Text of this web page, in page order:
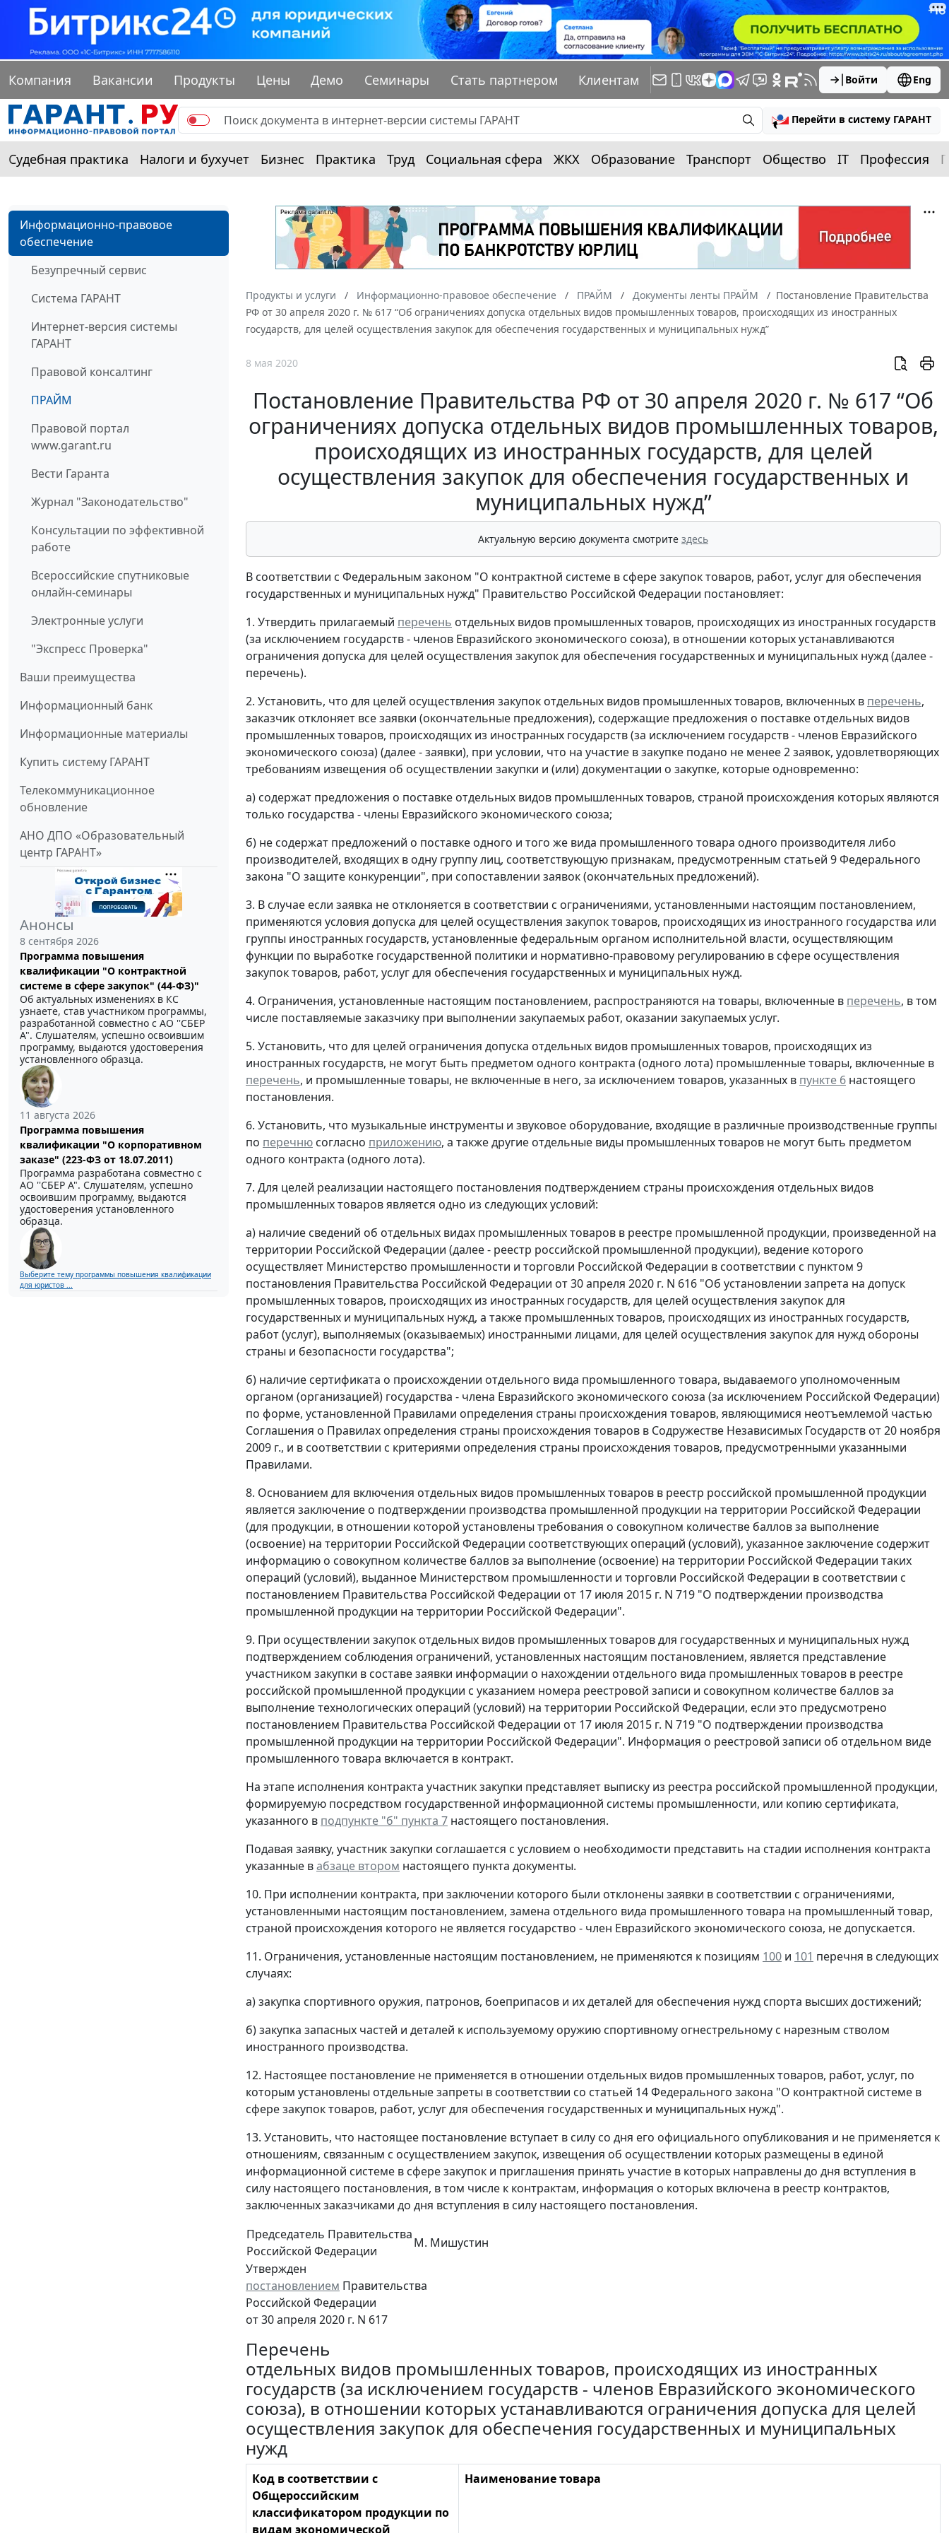
Компания Вакансии Продукты Цены Демо Семинары Стать партнером Клиентам Войти Eng
Перейти в систему ГАРАНТ
Судебная практика Налоги и бухучет Бизнес Практика Труд Социальная сфера ЖКХ Образование Транспорт Общество IT Профессия
Информационно-правовое
обеспечение
Безупречный сервис
Система ГАРАНТ
Интернет-версия системы
ГАРАНТ
Правовой консалтинг
ПРАЙМ
Правовой портал
www.garant.ru
Вести Гаранта
Журнал "Законодательство"
Консультации по эффективной
работе
Всероссийские спутниковые
онлайн-семинары
Электронные услуги
"Экспресс Проверка"
Ваши преимущества
Информационный банк
Информационные материалы
Купить систему ГАРАНТ
Телекоммуникационное
обновление
АНО ДПО «Образовательный
центр ГАРАНТ»
Анонсы
8 сентября 2026
Программа повышения
квалификации "О контрактной
системе в сфере закупок" (44-ФЗ)"
Об актуальных изменениях в КС
узнаете, став участником программы,
разработанной совместно с АО ''СБЕР
А". Слушателям, успешно освоившим
программу, выдаются удостоверения
установленного образца.
11 августа 2026
Программа повышения
квалификации "О корпоративном
заказе" (223-ФЗ от 18.07.2011)
Программа разработана совместно с
АО ''СБЕР А". Слушателям, успешно
освоившим программу, выдаются
удостоверения установленного
образца.
Выберите тему программы повышения квалификации
для юристов ...
Продукты и услуги Информационно-правовое обеспечение ПРАЙМ Документы ленты ПРАЙМ
Постановление Правительства
РФ от 30 апреля 2020 г. № 617 “Об ограничениях допуска отдельных видов промышленных товаров, происходящих из иностранных
государств, для целей осуществления закупок для обеспечения государственных и муниципальных нужд”
8 мая 2020
Постановление Правительства РФ от 30 апреля 2020 г. № 617 “Об
ограничениях допуска отдельных видов промышленных товаров,
происходящих из иностранных государств, для целей
осуществления закупок для обеспечения государственных и
муниципальных нужд”
Актуальную версию документа смотрите здесь
В соответствии с Федеральным законом "О контрактной системе в сфере закупок товаров, работ, услуг для обеспечения
государственных и муниципальных нужд" Правительство Российской Федерации постановляет:
1. Утвердить прилагаемый перечень отдельных видов промышленных товаров, происходящих из иностранных государств
(за исключением государств - членов Евразийского экономического союза), в отношении которых устанавливаются
ограничения допуска для целей осуществления закупок для обеспечения государственных и муниципальных нужд (далее -
перечень).
2. Установить, что для целей осуществления закупок отдельных видов промышленных товаров, включенных в перечень,
заказчик отклоняет все заявки (окончательные предложения), содержащие предложения о поставке отдельных видов
промышленных товаров, происходящих из иностранных государств (за исключением государств - членов Евразийского
экономического союза) (далее - заявки), при условии, что на участие в закупке подано не менее 2 заявок, удовлетворяющих
требованиям извещения об осуществлении закупки и (или) документации о закупке, которые одновременно:
а) содержат предложения о поставке отдельных видов промышленных товаров, страной происхождения которых являются
только государства - члены Евразийского экономического союза;
б) не содержат предложений о поставке одного и того же вида промышленного товара одного производителя либо
производителей, входящих в одну группу лиц, соответствующую признакам, предусмотренным статьей 9 Федерального
закона "О защите конкуренции", при сопоставлении заявок (окончательных предложений).
3. В случае если заявка не отклоняется в соответствии с ограничениями, установленными настоящим постановлением,
применяются условия допуска для целей осуществления закупок товаров, происходящих из иностранного государства или
группы иностранных государств, установленные федеральным органом исполнительной власти, осуществляющим
функции по выработке государственной политики и нормативно-правовому регулированию в сфере осуществления
закупок товаров, работ, услуг для обеспечения государственных и муниципальных нужд.
4. Ограничения, установленные настоящим постановлением, распространяются на товары, включенные в перечень, в том
числе поставляемые заказчику при выполнении закупаемых работ, оказании закупаемых услуг.
5. Установить, что для целей ограничения допуска отдельных видов промышленных товаров, происходящих из
иностранных государств, не могут быть предметом одного контракта (одного лота) промышленные товары, включенные в
перечень, и промышленные товары, не включенные в него, за исключением товаров, указанных в пункте 6 настоящего
постановления.
6. Установить, что музыкальные инструменты и звуковое оборудование, входящие в различные производственные группы
по перечню согласно приложению, а также другие отдельные виды промышленных товаров не могут быть предметом
одного контракта (одного лота).
7. Для целей реализации настоящего постановления подтверждением страны происхождения отдельных видов
промышленных товаров является одно из следующих условий:
а) наличие сведений об отдельных видах промышленных товаров в реестре промышленной продукции, произведенной на
территории Российской Федерации (далее - реестр российской промышленной продукции), ведение которого
осуществляет Министерство промышленности и торговли Российской Федерации в соответствии с пунктом 9
постановления Правительства Российской Федерации от 30 апреля 2020 г. N 616 "Об установлении запрета на допуск
промышленных товаров, происходящих из иностранных государств, для целей осуществления закупок для
государственных и муниципальных нужд, а также промышленных товаров, происходящих из иностранных государств,
работ (услуг), выполняемых (оказываемых) иностранными лицами, для целей осуществления закупок для нужд обороны
страны и безопасности государства";
б) наличие сертификата о происхождении отдельного вида промышленного товара, выдаваемого уполномоченным
органом (организацией) государства - члена Евразийского экономического союза (за исключением Российской Федерации)
по форме, установленной Правилами определения страны происхождения товаров, являющимися неотъемлемой частью
Соглашения о Правилах определения страны происхождения товаров в Содружестве Независимых Государств от 20 ноября
2009 г., и в соответствии с критериями определения страны происхождения товаров, предусмотренными указанными
Правилами.
8. Основанием для включения отдельных видов промышленных товаров в реестр российской промышленной продукции
является заключение о подтверждении производства промышленной продукции на территории Российской Федерации
(для продукции, в отношении которой установлены требования о совокупном количестве баллов за выполнение
(освоение) на территории Российской Федерации соответствующих операций (условий), указанное заключение содержит
информацию о совокупном количестве баллов за выполнение (освоение) на территории Российской Федерации таких
операций (условий), выданное Министерством промышленности и торговли Российской Федерации в соответствии с
постановлением Правительства Российской Федерации от 17 июля 2015 г. N 719 "О подтверждении производства
промышленной продукции на территории Российской Федерации".
9. При осуществлении закупок отдельных видов промышленных товаров для государственных и муниципальных нужд
подтверждением соблюдения ограничений, установленных настоящим постановлением, является представление
участником закупки в составе заявки информации о нахождении отдельного вида промышленных товаров в реестре
российской промышленной продукции с указанием номера реестровой записи и совокупном количестве баллов за
выполнение технологических операций (условий) на территории Российской Федерации, если это предусмотрено
постановлением Правительства Российской Федерации от 17 июля 2015 г. N 719 "О подтверждении производства
промышленной продукции на территории Российской Федерации". Информация о реестровой записи об отдельном виде
промышленного товара включается в контракт.
На этапе исполнения контракта участник закупки представляет выписку из реестра российской промышленной продукции,
формируемую посредством государственной информационной системы промышленности, или копию сертификата,
указанного в подпункте "б" пункта 7 настоящего постановления.
Подавая заявку, участник закупки соглашается с условием о необходимости представить на стадии исполнения контракта
указанные вабзаце втором настоящего пункта документы.
10. При исполнении контракта, при заключении которого были отклонены заявки в соответствии с ограничениями,
установленными настоящим постановлением, замена отдельного вида промышленного товара на промышленный товар,
страной происхождения которого не является государство - член Евразийского экономического союза, не допускается.
11. Ограничения, установленные настоящим постановлением, не применяются к позициям 100 и 101 перечня в следующих
случаях:
а) закупка спортивного оружия, патронов, боеприпасов и их деталей для обеспечения нужд спорта высших достижений;
б) закупка запасных частей и деталей к используемому оружию спортивному огнестрельному с нарезным стволом
иностранного производства.
12. Настоящее постановление не применяется в отношении отдельных видов промышленных товаров, работ, услуг, по
которым установлены отдельные запреты в соответствии со статьей 14 Федерального закона "О контрактной системе в
сфере закупок товаров, работ, услуг для обеспечения государственных и муниципальных нужд".
13. Установить, что настоящее постановление вступает в силу со дня его официального опубликования и не применяется к
отношениям, связанным с осуществлением закупок, извещения об осуществлении которых размещены в единой
информационной системе в сфере закупок и приглашения принять участие в которых направлены до дня вступления в
силу настоящего постановления, в том числе к контрактам, информация о которых включена в реестр контрактов,
заключенных заказчиками до дня вступления в силу настоящего постановления.
Председатель Правительства
Российской Федерации
М. Мишустин
Утвержден
постановлением Правительства
Российской Федерации
от 30 апреля 2020 г. N 617
Перечень
отдельных видов промышленных товаров, происходящих из иностранных
государств (за исключением государств - членов Евразийского экономического
союза), в отношении которых устанавливаются ограничения допуска для целей
осуществления закупок для обеспечения государственных и муниципальных
нужд
Код в соответствии с
Общероссийским
классификатором продукции по
видам экономической
Наименование товара